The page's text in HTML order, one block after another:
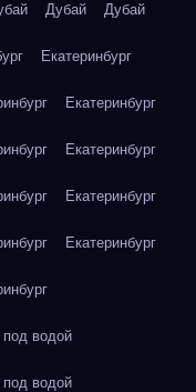
Дубай Дубай
Екатеринбург
Екатеринбург
Екатеринбург
Екатеринбург
Екатеринбург
водой
водой